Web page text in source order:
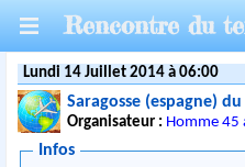
Rencontre du
Lundi 14 Juillet 2014 à 06:00
Saragosse (espagne)
Organisateur : Homme 45
Infos